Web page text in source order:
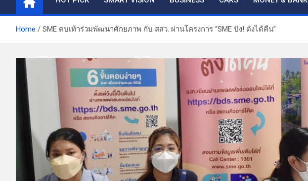
n
Home SME ตบเท้าร่วมพัฒนาศักยภาพ กับ สสว. ผ่านโครงการ “SME ปัง! ตังได้คืน”